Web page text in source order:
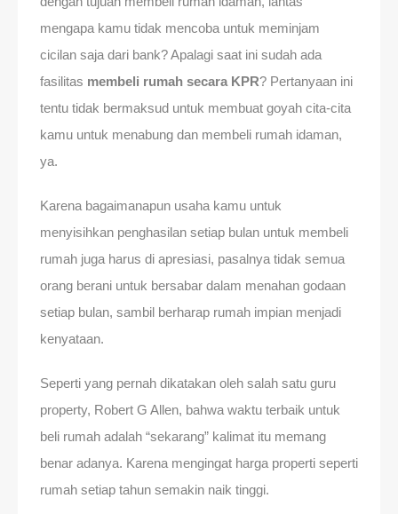
mengapa kamu tidak mencoba untuk meminjam
cicilan saja dari bank? Apalagi saat ini sudah ada
fasilitas membeli rumah secara KPR? Pertanyaan ini
tentu tidak bermaksud untuk membuat goyah cita-cita
kamu untuk menabung dan membeli rumah idaman,
ya.
Karena bagaimanapun usaha kamu untuk
menyisihkan penghasilan setiap bulan untuk membeli
rumah juga harus di apresiasi, pasalnya tidak semua
orang berani untuk bersabar dalam menahan godaan
setiap bulan, sambil berharap rumah impian menjadi
kenyataan.
Seperti yang pernah dikatakan oleh salah satu guru
property, Robert G Allen, bahwa waktu terbaik untuk
beli rumah adalah “sekarang” kalimat itu memang
benar adanya. Karena mengingat harga properti seperti
rumah setiap tahun semakin naik tinggi.